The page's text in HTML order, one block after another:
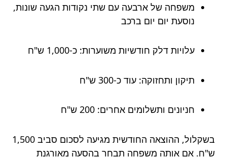
משפחה של ארבעה עם שתי נקודות הגעה שונות,
נוסעת יום יום ברכב
עלויות דלק חודשיות משוערות: כ-1,000 ש"ח
תיקון ותחזוקה: עוד כ-300 ש"ח
חניונים ותשלומים אחרים: 200 ש"ח
בשקלול, ההוצאה החודשית מגיעה לסכום סביב 1,500
ש"ח. אם אותה משפחה תבחר בהסעה מאורגנת